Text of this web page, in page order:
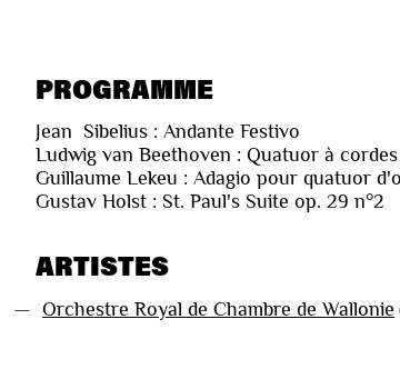
PROGRAMME
Jean Sibelius : Andante Festivo
Ludwig van Beethoven : Quatuor à
Guillaume Lekeu : Adagio pour quatuor
Gustav Holst : St. Paul's Suite op. 29 n°2
ARTISTES
— Orchestre Royal de Chambre de Wallonie